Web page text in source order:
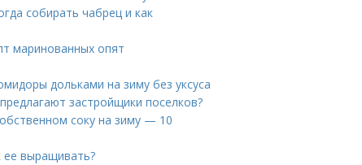
собирать чабрец и как
маринованных опят
дольками на зиму без уксуса
застройщики поселков?
соку на зиму — 10
ее выращивать?